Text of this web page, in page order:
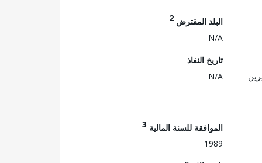
البلد المقترض 2
N/A
تاريخ النفاذ
N/A
الموافقة للسنة المالية 3
1989